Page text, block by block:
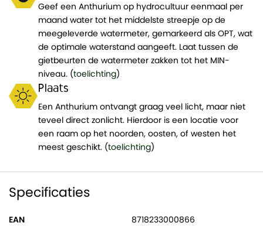
Geef een Anthurium op hydrocultuur eenmaal per
maand water tot het middelste streepje op de
meegeleverde watermeter, gemarkeerd als OPT, wat
de optimale waterstand aangeeft. Laat tussen de
gietbeurten de watermeter zakken tot het MIN-
niveau. (toelichting)
Plaats
Een Anthurium ontvangt graag veel licht, maar niet
teveel direct zonlicht. Hierdoor is een locatie voor
een raam op het noorden, oosten, of westen het
meest geschikt. (toelichting)
Specificaties
EAN 8718233000866